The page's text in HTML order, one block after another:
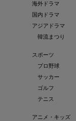
海外ドラマ
国内ドラマ
アジアドラマ
韓流まつり
スポーツ
プロ野球
サッカー
ゴルフ
テニス
アニメ・キッズ